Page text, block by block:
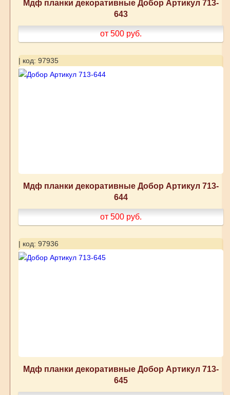
Мдф планки декоративные Добор Артикул 713-
643
от 500 руб.
| код: 97935
Мдф планки декоративные Добор Артикул 713-
644
от 500 руб.
| код: 97936
Мдф планки декоративные Добор Артикул 713-
645